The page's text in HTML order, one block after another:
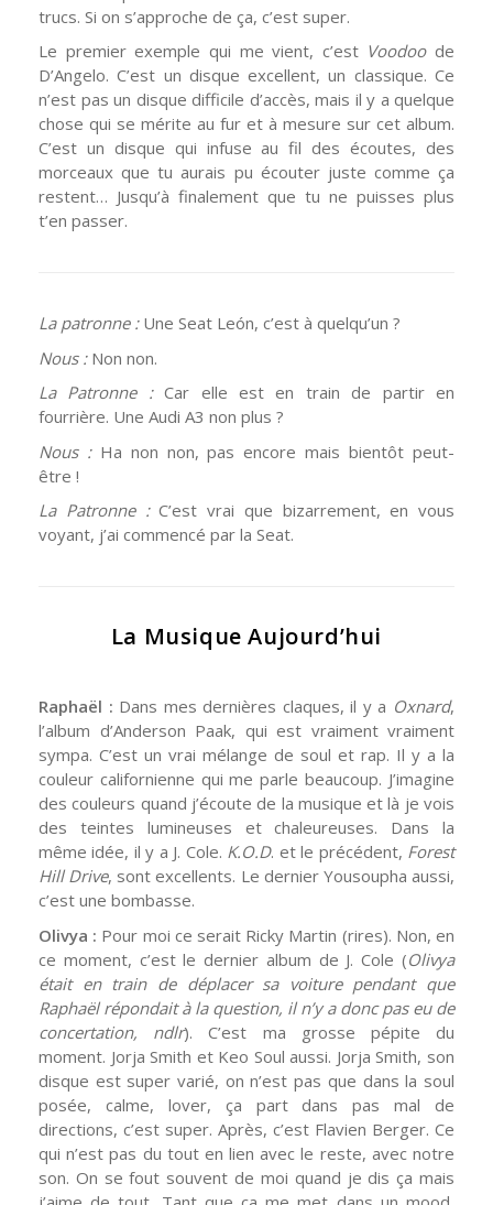
trucs. Si on s’approche de ça, c’est super.
Le premier exemple qui me vient, c’est Voodoode
D’Angelo. C’est un disque excellent, un classique. Ce
n’est pas un disque difficile d’accès, mais il y a quelque
chose qui se mérite au fur et à mesure sur cet album.
C’est un disque qui infuse au fil des écoutes, des
morceaux que tu aurais pu écouter juste comme ça
restent… Jusqu’à finalement que tu ne puisses plus
t’en passer.
La patronne :Une Seat León, c’est à quelqu’un ?
Nous :Non non.
La Patronne :Car elle est en train de partir en
fourrière. Une Audi A3 non plus ?
Nous :Ha non non, pas encore mais bientôt peut-
être !
La Patronne :C’est vrai que bizarrement, en vous
voyant, j’ai commencé par la Seat.
La Musique Aujourd’hui
Raphaël : Dans mes dernières claques, il y a Oxnard,
l’album d’Anderson Paak, qui est vraiment vraiment
sympa. C’est un vrai mélange de soul et rap. Il y a la
couleur californienne qui me parle beaucoup. J’imagine
des couleurs quand j’écoute de la musique et là je vois
des teintes lumineuses et chaleureuses. Dans la
même idée, il y a J. Cole. K.O.D. et le précédent, Forest
Hill Drive, sont excellents. Le dernier Yousoupha aussi,
c’est une bombasse.
Olivya : Pour moi ce serait Ricky Martin (rires). Non, en
ce moment, c’est le dernier album de J. Cole (Olivya
était en train de déplacer sa voiture pendant que
Raphaël répondait à la question, il n’y a donc pas eu de
concertation, ndlr). C’est ma grosse pépite du
moment. Jorja Smith et Keo Soul aussi. Jorja Smith, son
disque est super varié, on n’est pas que dans la soul
posée, calme, lover, ça part dans pas mal de
directions, c’est super. Après, c’est Flavien Berger. Ce
qui n’est pas du tout en lien avec le reste, avec notre
son. On se fout souvent de moi quand je dis ça mais